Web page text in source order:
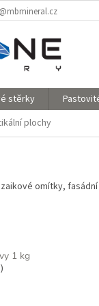
stěrky
plochy
omítky,
1 kg